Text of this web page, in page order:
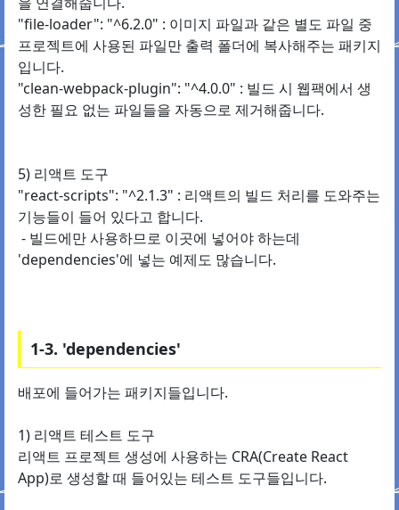
"file-loader": "^6.2.0" : 이미지 파일과 같은 별도 파일 중
프로젝트에 사용된 파일만 출력 폴더에 복사해주는 패키지
입니다.
"clean-webpack-plugin": "^4.0.0" : 빌드 시 웹팩에서 생
성한 필요 없는 파일들을 자동으로 제거해줍니다.
5) 리액트 도구
"react-scripts": "^2.1.3" : 리액트의 빌드 처리를 도와주는
기능들이 들어 있다고 합니다.
- 빌드에만 사용하므로 이곳에 넣어야 하는데
'dependencies'에 넣는 예제도 많습니다.
1-3. 'dependencies'
배포에 들어가는 패키지들입니다.
1) 리액트 테스트 도구
리액트 프로젝트 생성에 사용하는 CRA(Create React
App)로 생성할 때 들어있는 테스트 도구들입니다.